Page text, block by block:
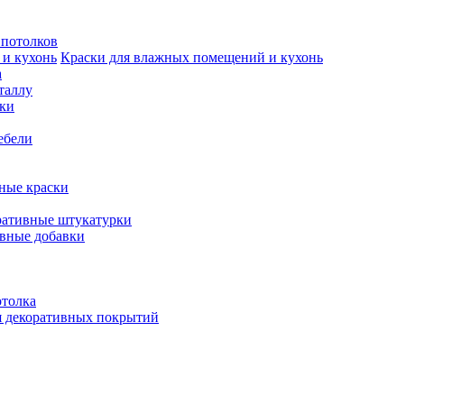
Краски для влажных помещений и кухонь
краски
штукатурки
добавки
декоративных покрытий